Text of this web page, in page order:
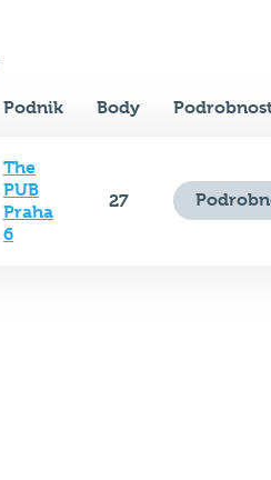
Podnik Body
The
PUB
Praha
6
27